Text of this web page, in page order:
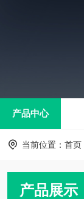
产品中心
当前位置： 首页
产品展示